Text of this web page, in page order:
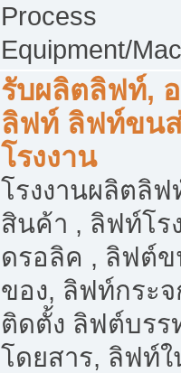
Process
Equipment/
รับผลิตลิฟท์,
ลิฟท์ ลิฟท์ขน
โรงงาน
โรงงานผลิตลิ
สินค้า , ลิฟท์โร
ดรอลิค , ลิฟต์
ของ, ลิฟท์กระ
ติดตั้ง ลิฟต์บร
โดยสาร, ลิฟท์